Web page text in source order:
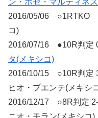
ン・ホセ・マルティネ
2016/05/06 ○1RTKO
コ)
2016/07/16 ●10R判定
タ(メキシコ)
2016/10/15 ○10R判定
ヒオ・プエンテ(メキシ
2016/12/17 ○8R判定